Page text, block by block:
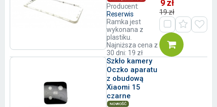
Producent:
Reserwis
Ramka jest
wykonana z
plastiku.
Najniższa cena z
30 dni: 19 zł
9 zł
19 zł
Szkło kamery
Oczko aparatu
z obudową
Xiaomi 15
czarne
NOWOŚĆ